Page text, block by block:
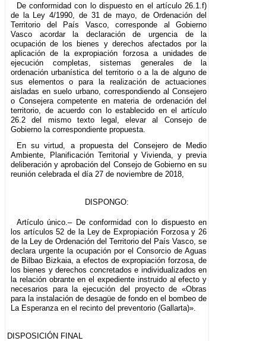
De conformidad con lo dispuesto en el artículo 26.1.f)
de la Ley 4/1990, de 31 de mayo, de Ordenación del
Territorio del País Vasco, corresponde al Gobierno
Vasco acordar la declaración de urgencia de la
ocupación de los bienes y derechos afectados por la
aplicación de la expropiación forzosa a unidades de
ejecución completas, sistemas generales de la
ordenación urbanística del territorio o a la de alguno de
sus elementos o para la realización de actuaciones
aisladas en suelo urbano, correspondiendo al Consejero
o Consejera competente en materia de ordenación del
territorio, de acuerdo con lo establecido en el artículo
26.2 del mismo texto legal, elevar al Consejo de
Gobierno la correspondiente propuesta.
En su virtud, a propuesta del Consejero de Medio
Ambiente, Planificación Territorial y Vivienda, y previa
deliberación y aprobación del Consejo de Gobierno en su
reunión celebrada el día 27 de noviembre de 2018,
DISPONGO:
Artículo único.– De conformidad con lo dispuesto en
los artículos 52 de la Ley de Expropiación Forzosa y 26
de la Ley de Ordenación del Territorio del País Vasco, se
declara urgente la ocupación por el Consorcio de Aguas
de Bilbao Bizkaia, a efectos de expropiación forzosa, de
los bienes y derechos concretados e individualizados en
la relación obrante en el expediente instruido al efecto y
necesarios para la ejecución del proyecto de «Obras
para la instalación de desagüe de fondo en el bombeo de
La Esperanza en el recinto del preventorio (Gallarta)».
DISPOSICIÓN FINAL